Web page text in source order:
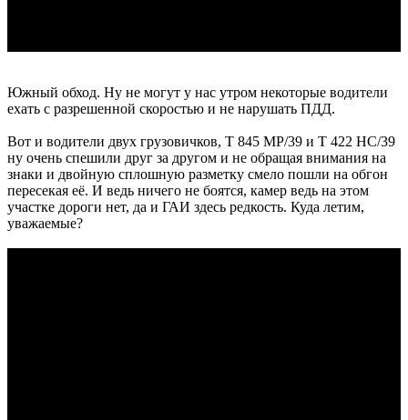
Южный обход. Ну не могут у нас утром некоторые водители
ехать с разрешенной скоростью и не нарушать ПДД.
Вот и водители двух грузовичков, Т 845 МР/39 и Т 422 НС/39
ну очень спешили друг за другом и не обращая внимания на
знаки и двойную сплошную разметку смело пошли на обгон
пересекая её. И ведь ничего не боятся, камер ведь на этом
участке дороги нет, да и ГАИ здесь редкость. Куда летим,
уважаемые?